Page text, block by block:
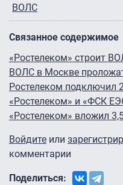
ВОЛС
Связанное содержимое
«Ростелеком» строит
ВОЛС в Москве
Ростелеком подключил
«Ростелеком» и «ФСК
«Ростелеком» вложил
Войдите или
комментарии
Поделиться: